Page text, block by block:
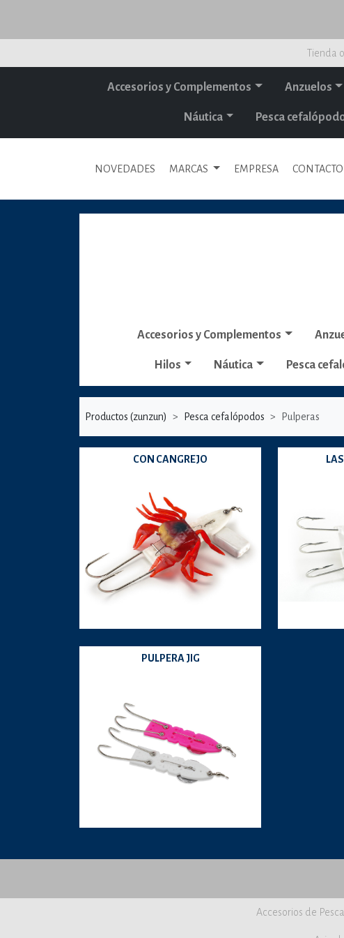
Tienda
Accesorios y Complementos Anzuelos
Náutica Pesca
NOVEDADES MARCAS EMPRESA CONTACTO
Accesorios y Complementos
Hilos Náutica Pesca
Productos (zunzun) Pesca cefalópodos Pulperas
CON CANGREJO
PULPERA JIG
Accesorios de